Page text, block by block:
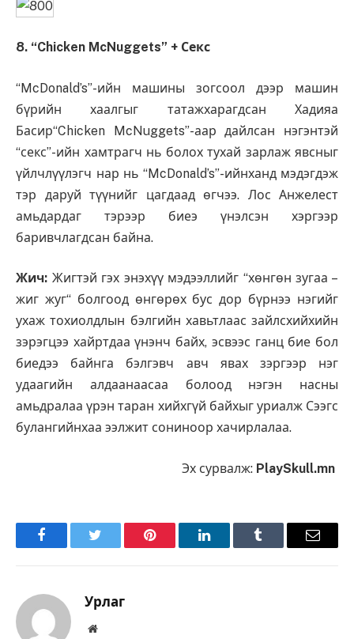
8. “Chicken McNuggets” + Секс
“McDonald’s”-ийн машины зогсоол дээр машин
бүрийн хаалгыг татажхарагдсан Хадияа
Басир“Chicken McNuggets”-аар дайлсан нэгэнтэй
“секс”-ийн хамтрагч нь болох тухай зарлаж явсныг
үйлчлүүлэгч нар нь “McDonald’s”-ийнханд мэдэгдэж
тэр даруй түүнийг цагдаад өгчээ. Лос Анжелест
амьдардаг тэрээр биеэ үнэлсэн хэргээр
баривчлагдсан байна.
Жич: Жигтэй гэх энэхүү мэдээллийг “хөнгөн зугаа –
жиг жуг“ болгоод өнгөрөх бус дор бүрнээ нэгийг
ухаж тохиолдлын бэлгийн хавьтлаас зайлсхийхийн
зэрэгцээ хайртдаа үнэнч байх, эсвээс ганц бие бол
биедээ байнга бэлгэвч авч явах зэргээр нэг
удаагийн алдаанаасаа болоод нэгэн насны
амьдралаа үрэн таран хийхгүй байхыг уриалж Сээгс
булангийнхаа ээлжит сониноор хачирлалаа.
Эх сурвалж: PlaySkull.mn
FacebookTwitter Pinterest LinkedInTumblr Имэйл
Урлаг
Вэбсайт